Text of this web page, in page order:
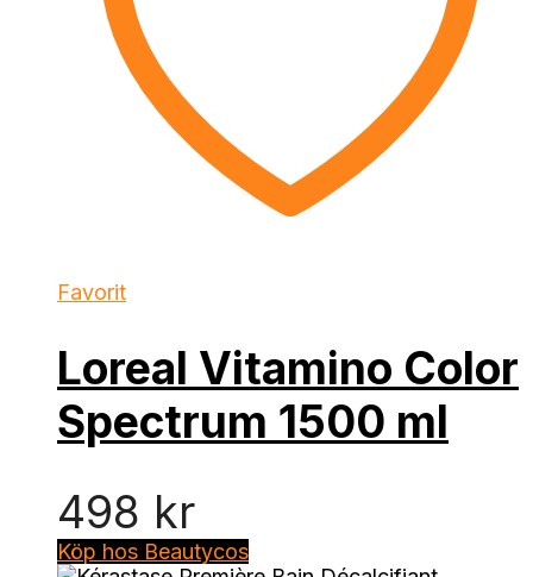
Favorit
Loreal Vitamino Color
Spectrum 1500 ml
498 kr
Köp hos Beautycos